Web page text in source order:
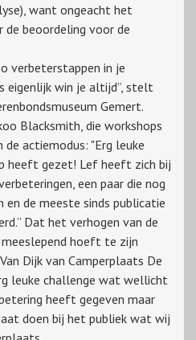
want ongeacht het
beoordeling voor de
verbeterstappen in je
eigenlijk win je altijd”, stelt
Gemert.
Blacksmith, die workshops
actiemodus: "Erg leuke
heeft gezet! Lef heeft zich bij
een paar die nog
de meeste sinds publicatie
Dat het verhogen van de
hoeft te zijn
Dijk van Camperplaats De
leuke challenge wat wellicht
heeft gegeven maar
doen bij het publiek wat wij